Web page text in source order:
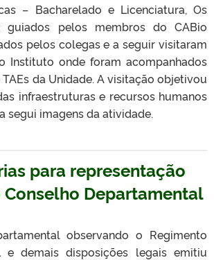
– Bacharelado e Licenciatura, Os
guiados pelos membros do CABio
pelos colegas e a seguir visitaram
Instituto onde foram acompanhados
da Unidade. A visitação objetivou
infraestruturas e recursos humanos
a segui imagens da atividade.
para representação
Departamental
observando o Regimento
e demais disposições legais emitiu